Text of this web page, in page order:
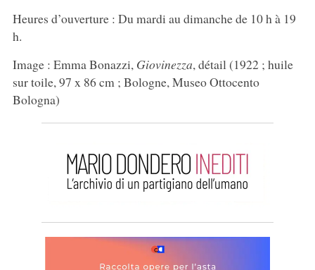
Heures d’ouverture : Du mardi au dimanche de 10 h à 19
h.
Image : Emma Bonazzi, Giovinezza, détail (1922 ; huile
sur toile, 97 x 86 cm ; Bologne, Museo Ottocento
Bologna)